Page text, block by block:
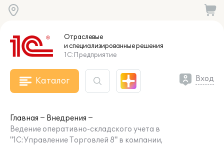
Отраслевые
и специализированныерешения
1С:Предприятие
Каталог Вход
Главная
Внедрения
Ведение оперативно-складского учета в
"1С:Управление Торговлей 8" в компании,